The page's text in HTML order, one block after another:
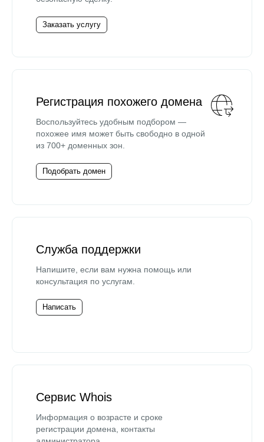
Заказать услугу
Регистрация похожего домена
Воспользуйтесь удобным подбором —
похожее имя может быть свободно в одной
из 700+ доменных зон.
Подобрать домен
Служба поддержки
Напишите, если вам нужна помощь или
консультация по услугам.
Написать
Сервис Whois
Информация о возрасте и сроке
регистрации домена, контакты